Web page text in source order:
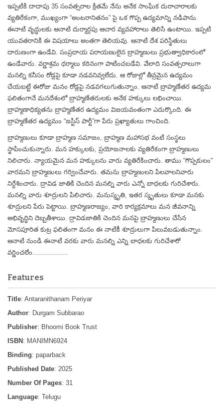
ఇప్పటికి దాదాపు 35 సంవత్సరాల క్రితమే నేను అనేక సాంఘిక దురాచారాలకు
వ్యతిరేకంగా, ముఖ్యంగా “అంటరానితనం” పై ఒక గొప్ప ఉద్యమాన్ని నడిపాను.
ఈనాటి వృద్ధులకు ఆనాటి దుర్మార్గపు ఆచార వ్యవహారాలు తెలిసే ఉంటాయి. ఇప్పటి
యువతరానికి ఈ విషయాలు అంతగా తెలియవు. ఆనాటి దేశ పరిస్థితులు
దారుణంగా ఉండేవి. సంప్రదాయ పరాయణులైన బ్రాహ్మణులు ప్రభుత్వాధికారంలో
ఉండేవారు. వర్ణాశ్రమ ధర్మాలు కఠినంగా పాటించబడేవి. వేలాది సంవత్సరాలుగా
మనల్ని కనీసం రోడ్లపై కూడా నడవనివ్వలేదు. ఆ రోజుల్లో తీవ్రమైన ఉద్యమం
చేయబట్టే ఈరోజు మనం రోడ్లపై నడవగలుగుతున్నాం. ఆనాటి బ్రాహ్మణేతర ఉద్యమ
ఫలితంగానే మనదేశంలో బ్రాహ్మణేతరులకు అనేక హక్కులు లభించాయి.
బ్రాహ్మణాధిక్యతను బ్రాహ్మణేతర ఉద్యమం విజయవంతంగా ఎదుర్కొంది. ఈ
బ్రాహ్మణేతర ఉద్యమం “జస్టిస్ పార్టీ”గా పేరు ప్రఖ్యాతులు గాంచింది.
బ్రాహ్మణులు కూడా బ్రాహ్మణ సమాజం, బ్రాహ్మణ మహాసభ వంటి సంస్థలు
స్థాపించుకున్నారు. మన హక్కులకు, ప్రయోజనాలకు వ్యతిరేకంగా బ్రాహ్మణులు
నిలిచారు. న్యాయమైన మన హక్కులను వారు వ్యతిరేకించారు. తాము “గొప్పకులం"
వారమని బ్రాహ్మణులు గర్వించేవారు. తమను బ్రాహ్మణులని పిలవాలనివారు
నిర్దేశించారు. ద్రావిడ జాతికి చెందిన మనల్ని వారు ఎన్నో బాధలకు గురిచేశారు.
మనల్ని వారు శూద్రులని పిలిచారు. మనుస్మృతి, ఇతర స్మృతులు కూడా మనకు
శూద్రులని పేరు పెట్టాయి. బ్రాహ్మణరాజ్యం, వారి కార్యక్రమాలు మన జీవనాన్ని
అభివృద్ధిని దెబ్బతీశాయి. ద్రావిడజాతికి చెందిన మనపై బ్రాహ్మణులు చేసిన
మోసపూరిత కుట్ర ఫలితంగా మనం ఈ నాటికీ శూద్రులుగా పిలువబడుతున్నాం.
ఆనాటి నుండి ఈనాటి వరకు వారు మనల్ని ఎన్ని బాధలకు గురిచేశారో
వర్ణించలేం..................
Features
Title: Antaranithanam Periyar
Author: Durgam Subbarao
Publisher: Bhoomi Book Trust
ISBN : MANIMN6924
Binding: paparback
Published Date: 2025
Number Of Pages: 31
Language: Telugu